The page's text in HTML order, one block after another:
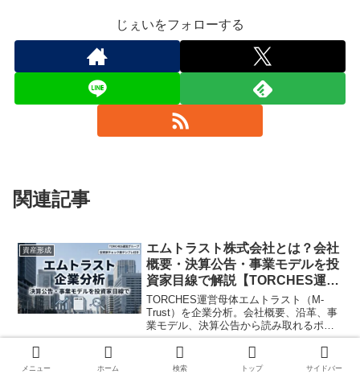
じぇいをフォローする
関連記事
資産形成
エムトラスト株式会社とは？会社
概要・決算公告・事業モデルを投
資家目線で解説【TORCHES運
営】
TORCHES運営母体エムトラスト（M-
Trust）を企業分析。会社概要、沿革、事
業モデル、決算公告から読み取れるポイ
ントを投資家目線で整理。案件ごとの出
口・解除・手数料・優先劣後・借入チェ
ック表付き。
資産形成
【ヤマワケ】東京都杉並区高円寺
メニュー ホーム 検索 トップ サイドバー